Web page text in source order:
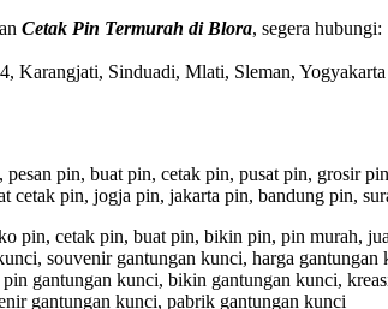
Cetak Pin Termurah di Blora, segera hubungi:
Karangjati, Sinduadi, Mlati, Sleman, Yogyakarta
pin, buat pin, cetak pin, pusat pin, grosir
cetak pin, jogja pin, jakarta pin, bandung pin,
pin, cetak pin, buat pin, bikin pin, pin murah,
souvenir gantungan kunci, harga
gantungan kunci, bikin gantungan kunci,
gantungan kunci, pabrik gantungan kunci